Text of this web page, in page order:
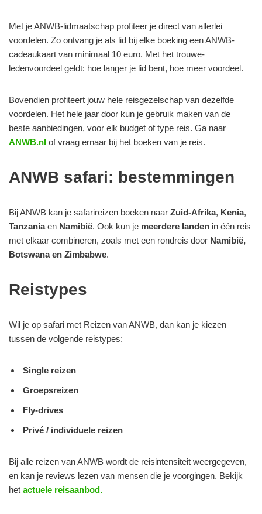
Met je ANWB-lidmaatschap profiteer je direct van allerlei
voordelen. Zo ontvang je als lid bij elke boeking een ANWB-
cadeaukaart van minimaal 10 euro. Met het trouwe-
ledenvoordeel geldt: hoe langer je lid bent, hoe meer voordeel.
Bovendien profiteert jouw hele reisgezelschap van dezelfde
voordelen. Het hele jaar door kun je gebruik maken van de
beste aanbiedingen, voor elk budget of type reis. Ga naar
ANWB.nl of vraag ernaar bij het boeken van je reis.
ANWB safari: bestemmingen
Bij ANWB kan je safarireizen boeken naar Zuid-Afrika, Kenia,
Tanzaniaen Namibië. Ook kun je meerdere landen in één reis
met elkaar combineren, zoals met een rondreis door Namibië,
Botswana en Zimbabwe.
Reistypes
Wil je op safari met Reizen van ANWB, dan kan je kiezen
tussen de volgende reistypes:
Single reizen
Groepsreizen
Fly-drives
Privé / individuele reizen
Bij alle reizen van ANWB wordt de reisintensiteit weergegeven,
en kan je reviews lezen van mensen die je voorgingen. Bekijk
het actuele reisaanbod.